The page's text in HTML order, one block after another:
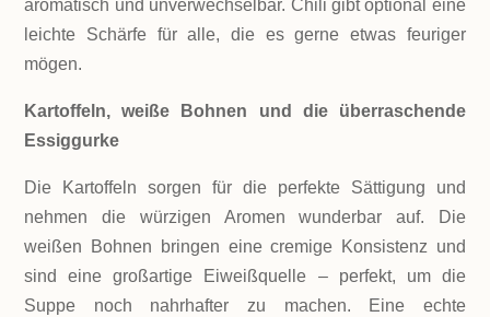
aromatisch und unverwechselbar. Chili gibt optional eine
leichte Schärfe für alle, die es gerne etwas feuriger
mögen.
Kartoffeln, weiße Bohnen und die überraschende
Essiggurke
Die Kartoffeln sorgen für die perfekte Sättigung und
nehmen die würzigen Aromen wunderbar auf. Die
weißen Bohnen bringen eine cremige Konsistenz und
sind eine großartige Eiweißquelle – perfekt, um die
Suppe noch nahrhafter zu machen. Eine echte